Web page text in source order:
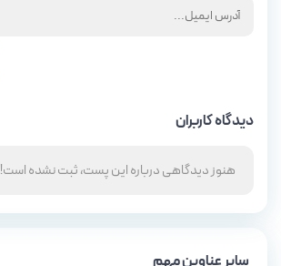
دیدگاه کاربران
هنوز دیدگاهی درباره این پست، ثبت نشده است!
سایر عناوین مهم